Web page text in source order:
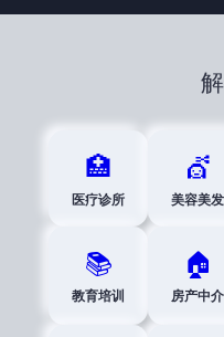
🏥
医疗诊所
💇
美容美发
📚
教育培训
🏠
房产中介